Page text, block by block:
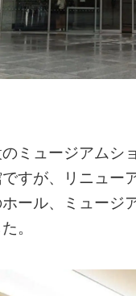
ミュージアムシ
すが、リニュー
ール、ミュージ
。